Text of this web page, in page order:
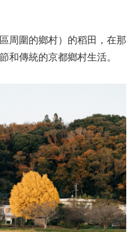
周圍的鄉村）的稻田，在那
和傳統的京都鄉村生活。